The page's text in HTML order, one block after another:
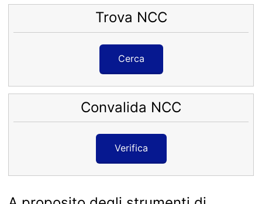
Trova NCC
Cerca
Convalida NCC
Verifica